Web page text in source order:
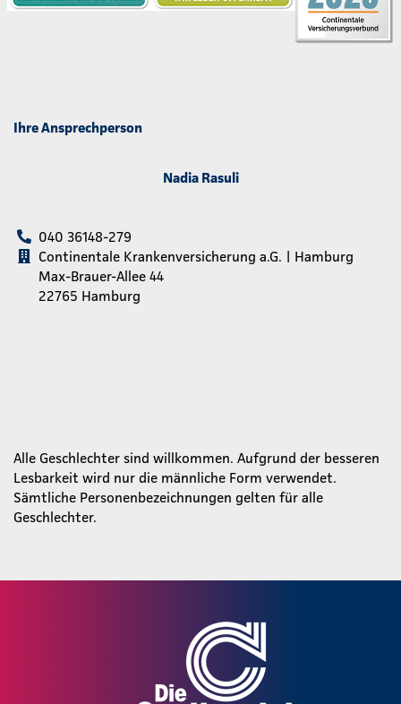
Ihre Ansprechperson
Nadia Rasuli
040 36148-279
Continentale Krankenversicherung a.G. | Hamburg
Max-Brauer-Allee 44
22765 Hamburg
Alle Geschlechter sind willkommen. Aufgrund der besseren
Lesbarkeit wird nur die männliche Form verwendet.
Sämtliche Personenbezeichnungen gelten für alle
Geschlechter.